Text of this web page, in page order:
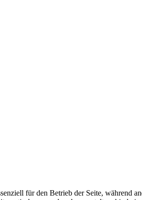
für den Betrieb der Seite, während